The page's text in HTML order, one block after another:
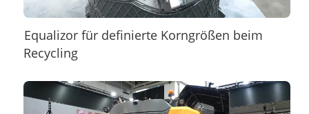
Equalizor für definierte Korngrößen beim
Recycling